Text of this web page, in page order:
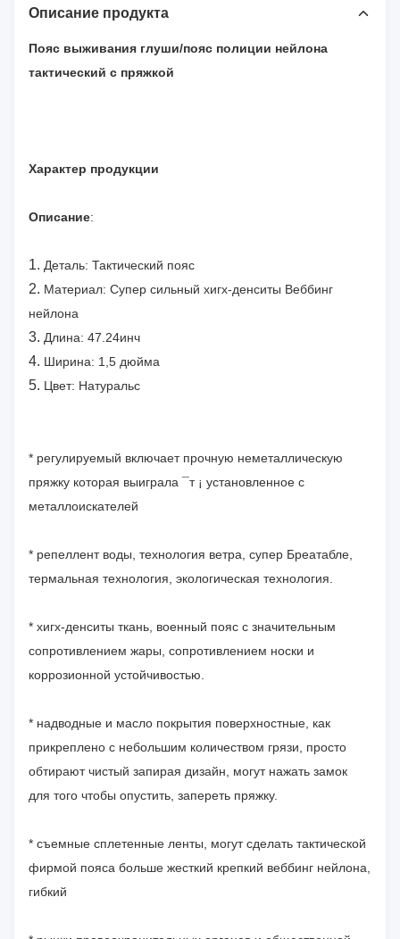
Описание продукта
Пояс выживания глуши/пояс полиции нейлона
тактический с пряжкой
Характер продукции
Описание:
1. Деталь: Тактический пояс
2. Материал: Супер сильный хигх-денситы Веббинг
нейлона
3. Длина: 47.24инч
4. Ширина: 1,5 дюйма
5. Цвет: Натуральс
* регулируемый включает прочную неметаллическую
пряжку которая выиграла ¯т ¡ установленное с
металлоискателей
* репеллент воды, технология ветра, супер Бреатабле,
термальная технология, экологическая технология.
* хигх-денситы ткань, военный пояс с значительным
сопротивлением жары, сопротивлением носки и
коррозионной устойчивостью.
* надводные и масло покрытия поверхностные, как
прикреплено с небольшим количеством грязи, просто
обтирают чистый запирая дизайн, могут нажать замок
для того чтобы опустить, запереть пряжку.
* съемные сплетенные ленты, могут сделать тактической
фирмой пояса больше жесткий крепкий веббинг нейлона,
гибкий